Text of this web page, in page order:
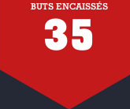
BUTS ENCAISSÉS
35